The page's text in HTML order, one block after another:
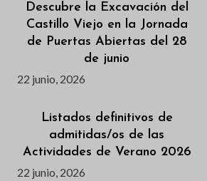
Descubre la Excavación del
Castillo Viejo en la Jornada
de Puertas Abiertas del 28
de junio
22 junio, 2026
Listados definitivos de
admitidas/os de las
Actividades de Verano 2026
22 junio, 2026